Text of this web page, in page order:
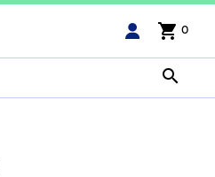
shopping_cart 0
